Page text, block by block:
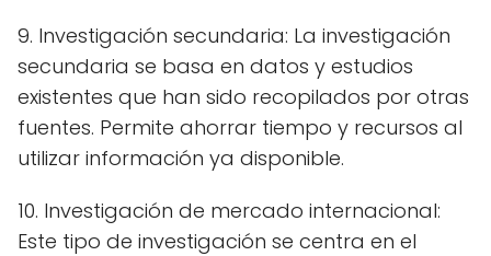
9. Investigación secundaria: La investigación
secundaria se basa en datos y estudios
existentes que han sido recopilados por otras
fuentes. Permite ahorrar tiempo y recursos al
utilizar información ya disponible.
10. Investigación de mercado internacional:
Este tipo de investigación se centra en el